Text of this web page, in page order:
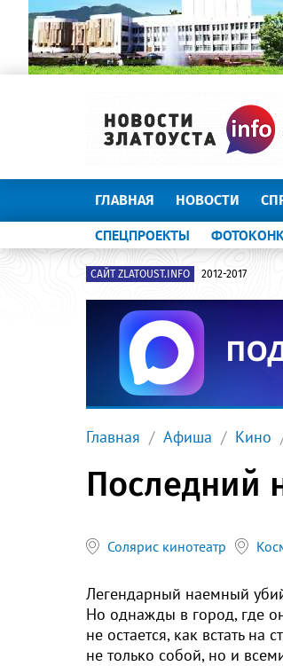
ГЛАВНАЯ НОВОСТИ
СПЕЦПРОЕКТЫ
САЙТ ZLATOUST.INFO 2012-2017
Главная Афиша Кино
Последний
Солярис кинотеатр
Легендарный наемный
Но однажды в город, где
не остается, как встать на
не только собой, но и